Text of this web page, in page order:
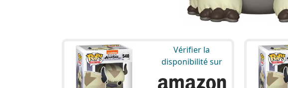
Vérifier la
disponibilité sur